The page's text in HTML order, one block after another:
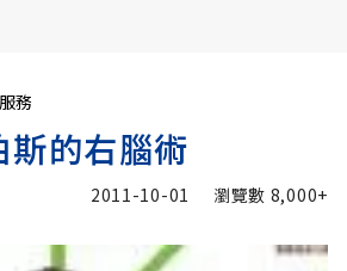
務
的右腦術
2011-10-01 瀏覽數 8,000+